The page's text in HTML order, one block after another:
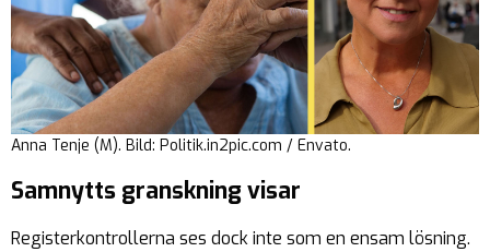
Anna Tenje (M). Bild: Politik.in2pic.com / Envato.
Samnytts granskning visar
Registerkontrollerna ses dock inte som en ensam lösning.